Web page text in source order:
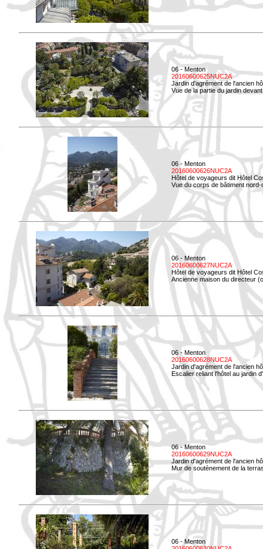
06 - Menton
20160600625NUC2A
Jardin d'agrément de l'ancien
Vue de la partie du jardin
06 - Menton
20160600626NUC2A
Hôtel de voyageurs dit Hôtel
Vue du corps de bâtiment
06 - Menton
20160600627NUC2A
Hôtel de voyageurs dit Hôtel
Ancienne maison du directeur
06 - Menton
20160600628NUC2A
Jardin d'agrément de l'ancien
Escalier reliant l'hôtel au jardin
06 - Menton
20160600629NUC2A
Jardin d'agrément de l'ancien
Mur de soutènement de la
06 - Menton